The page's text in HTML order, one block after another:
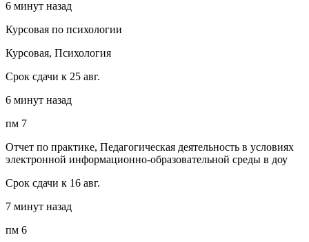
6 минут назад
Курсовая по психологии
Курсовая, Психология
Срок сдачи к 25 авг.
6 минут назад
пм 7
Отчет по практике, Педагогическая деятельность в условиях
электронной информационно-образовательной среды в доу
Срок сдачи к 16 авг.
7 минут назад
пм 6